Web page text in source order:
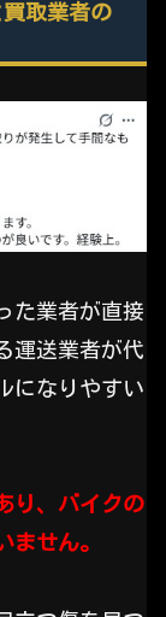
取業者の
た業者が直接
運送業者が代
になりやすい
り、バイクの
ません。